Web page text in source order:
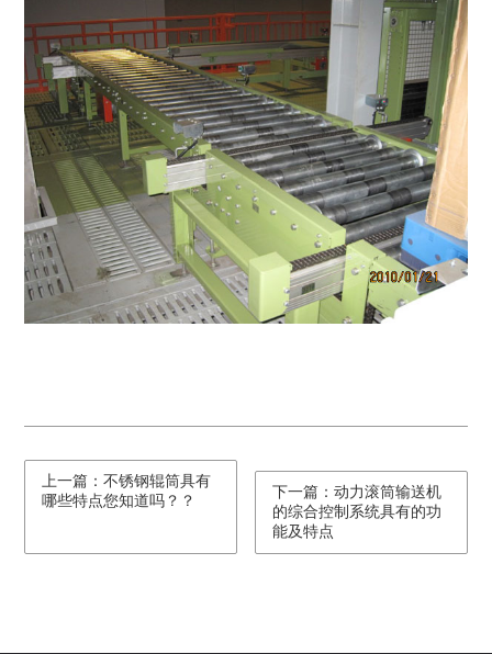
上一篇：不锈钢辊筒具有
哪些特点您知道吗？？
下一篇：动力滚筒输送机
的综合控制系统具有的功
能及特点